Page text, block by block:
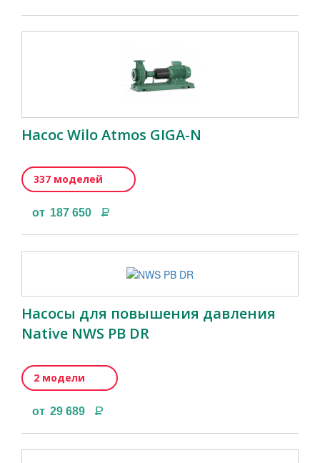
Насос Wilo Atmos GIGA-N
337 моделей
от 187 650 Р
Насосы для повышения давления
Native NWS PB DR
2 модели
от 29 689 Р